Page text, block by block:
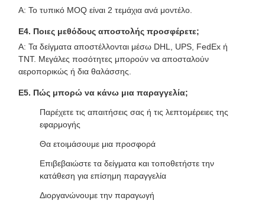
Α: Το τυπικό MOQ είναι 2 τεμάχια ανά μοντέλο.
Ε4. Ποιες μεθόδους αποστολής προσφέρετε;
Α: Τα δείγματα αποστέλλονται μέσω DHL, UPS, FedEx ή
TNT. Μεγάλες ποσότητες μπορούν να αποσταλούν
αεροπορικώς ή δια θαλάσσης.
Ε5. Πώς μπορώ να κάνω μια παραγγελία;
Παρέχετε τις απαιτήσεις σας ή τις λεπτομέρειες της
εφαρμογής
Θα ετοιμάσουμε μια προσφορά
Επιβεβαιώστε τα δείγματα και τοποθετήστε την
κατάθεση για επίσημη παραγγελία
Διοργανώνουμε την παραγωγή